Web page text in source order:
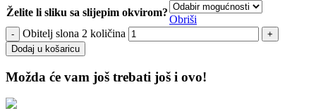
Želite li sliku sa slijepim okvirom?
Obriši
Obitelj slona 2 količina
Dodaj u košaricu
Možda će vam još trebati još i ovo!